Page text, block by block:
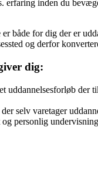
erfaring inden du
både for dig der er
og derfor
dig:
uddannelsesforløb der
selv varetager
personlig undervisning